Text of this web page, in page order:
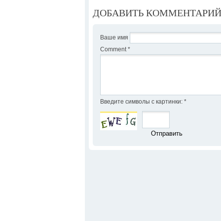
ДОБАВИТЬ КОММЕНТАРИЙ
Ваше имя
Comment *
Введите символы с картинки: *